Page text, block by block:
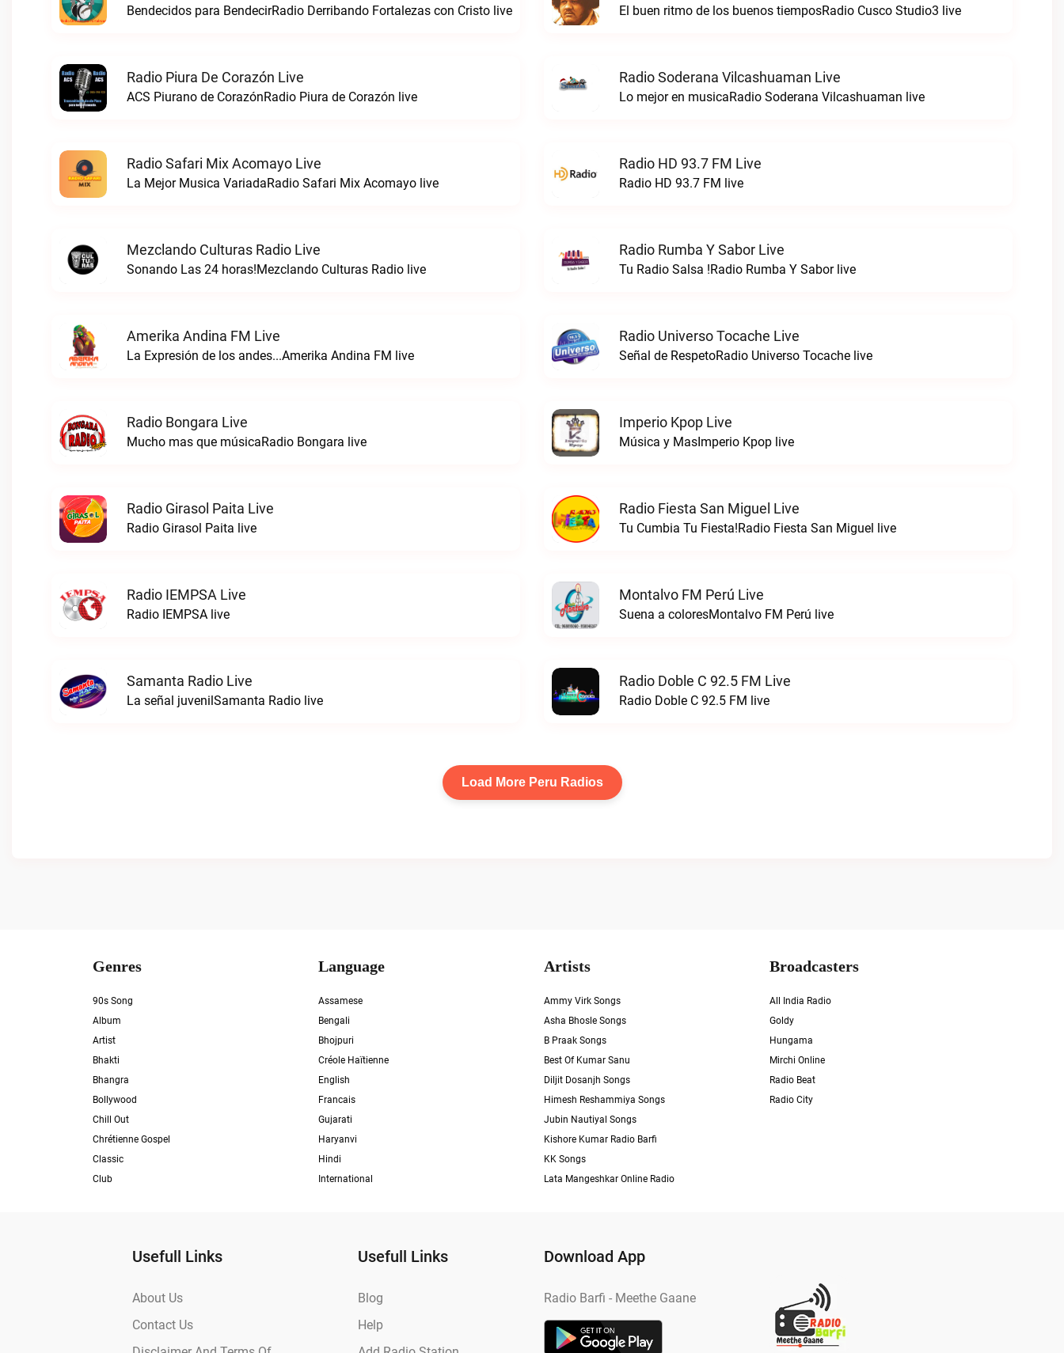
Bendecidos para BendecirRadio Derribando Fortalezas con Cristo live El buen ritmo de los buenos tiemposRadio Cusco Studio3 live
Radio Piura De Corazón Live
ACS Piurano de CorazónRadio Piura de Corazón live
Radio Soderana Vilcashuaman Live
Lo mejor en musicaRadio Soderana Vilcashuaman live
Radio Safari Mix Acomayo Live
La Mejor Musica VariadaRadio Safari Mix Acomayo live
Radio HD 93.7 FM Live
Radio HD 93.7 FM live
Mezclando Culturas Radio Live
Sonando Las 24 horas!Mezclando Culturas Radio live
Radio Rumba Y Sabor Live
Tu Radio Salsa !Radio Rumba Y Sabor live
Amerika Andina FM Live
La Expresión de los andes...Amerika Andina FM live
Radio Universo Tocache Live
Señal de RespetoRadio Universo Tocache live
Radio Bongara Live
Mucho mas que músicaRadio Bongara live
Imperio Kpop Live
Música y MasImperio Kpop live
Radio Girasol Paita Live
Radio Girasol Paita live
Radio Fiesta San Miguel Live
Tu Cumbia Tu Fiesta!Radio Fiesta San Miguel live
Radio IEMPSA Live
Radio IEMPSA live
Montalvo FM Perú Live
Suena a coloresMontalvo FM Perú live
Samanta Radio Live
La señal juvenilSamanta Radio live
Radio Doble C 92.5 FM Live
Radio Doble C 92.5 FM live
Load More Peru Radios
Genres
90s Song
Album
Artist
Bhakti
Bhangra
Bollywood
Chill Out
Chrétienne Gospel
Classic
Club
Language
Assamese
Bengali
Bhojpuri
Créole Haïtienne
English
Francais
Gujarati
Haryanvi
Hindi
International
Artists
Ammy Virk Songs
Asha Bhosle Songs
B Praak Songs
Best Of Kumar Sanu
Diljit Dosanjh Songs
Himesh Reshammiya Songs
Jubin Nautiyal Songs
Kishore Kumar Radio Barfi
KK Songs
Lata Mangeshkar Online Radio
Broadcasters
All India Radio
Goldy
Hungama
Mirchi Online
Radio Beat
Radio City
Usefull Links
About Us
Contact Us
Usefull Links
Blog
Help
Download App
Radio Barfi - Meethe Gaane